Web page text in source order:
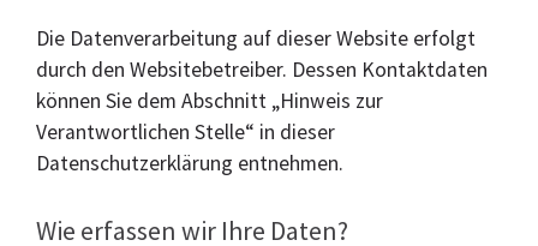
Die Datenverarbeitung auf dieser Website erfolgt
durch den Websitebetreiber. Dessen Kontaktdaten
können Sie dem Abschnitt „Hinweis zur
Verantwortlichen Stelle“ in dieser
Datenschutzerklärung entnehmen.
Wie erfassen wir Ihre Daten?